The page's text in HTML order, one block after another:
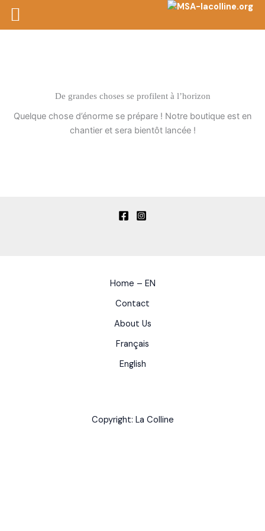
Aller
De grandes choses se profilent à l’horizon
Quelque chose d’énorme se prépare ! Notre boutique est en
chantier et sera bientôt lancée !
Home – EN
Contact
About Us
Français
English
Copyright: La Colline